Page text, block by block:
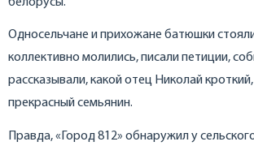
Односельчане и прихожане батюшки
коллективно молились, писали петиции,
рассказывали, какой отец Николай
прекрасный семьянин.
Правда, «Город 812» обнаружил у